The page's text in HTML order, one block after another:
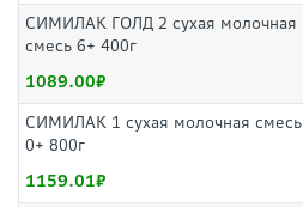
СИМИЛАК ГОЛД 2 сухая молочная
смесь 6+ 400г
1089.00
СИМИЛАК 1 сухая молочная смесь
0+ 800г
1159.01